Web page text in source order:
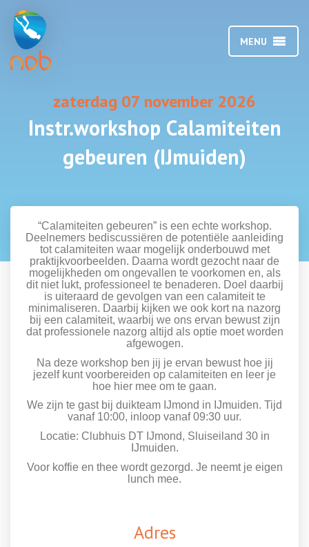
MENU
zaterdag 07 november 2026
Instr.workshop Calamiteiten
gebeuren (IJmuiden)
“Calamiteiten gebeuren” is een echte workshop.
Deelnemers bediscussiëren de potentiële aanleiding
tot calamiteiten waar mogelijk onderbouwd met
praktijkvoorbeelden. Daarna wordt gezocht naar de
mogelijkheden om ongevallen te voorkomen en, als
dit niet lukt, professioneel te benaderen. Doel daarbij
is uiteraard de gevolgen van een calamiteit te
minimaliseren. Daarbij kijken we ook kort na nazorg
bij een calamiteit, waarbij we ons ervan bewust zijn
dat professionele nazorg altijd als optie moet worden
afgewogen.
Na deze workshop ben jij je ervan bewust hoe jij
jezelf kunt voorbereiden op calamiteiten en leer je
hoe hier mee om te gaan.
We zijn te gast bij duikteam IJmond in IJmuiden. Tijd
vanaf 10:00, inloop vanaf 09:30 uur.
Locatie: Clubhuis DT IJmond, Sluiseiland 30 in
IJmuiden.
Voor koffie en thee wordt gezorgd. Je neemt je eigen
lunch mee.
Adres